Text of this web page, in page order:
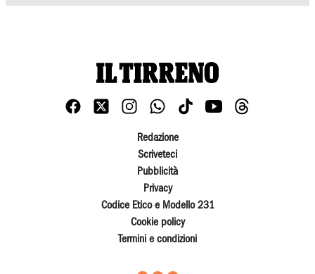
Redazione
Scriveteci
Pubblicità
Privacy
Codice Etico e Modello 231
Cookie policy
Termini e condizioni